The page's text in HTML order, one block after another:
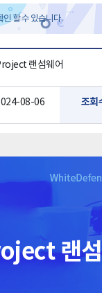
할 수 있습니다.
랜섬웨어
08-06 조회
랜